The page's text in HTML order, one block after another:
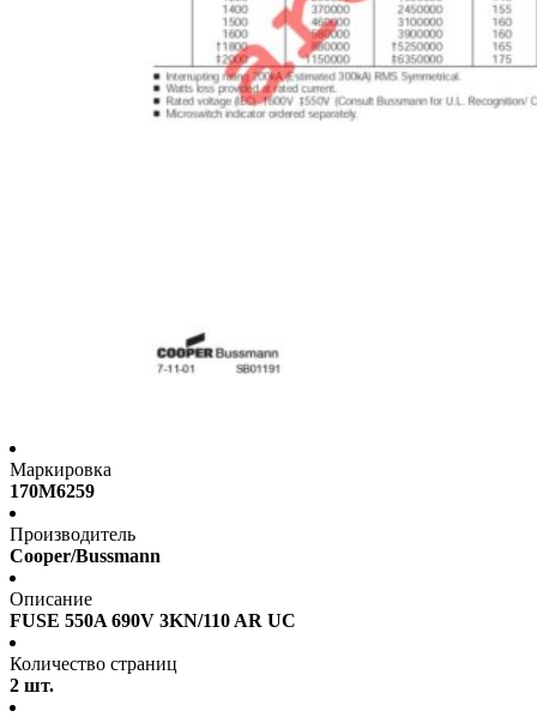
Маркировка
170M6259
Производитель
Cooper/Bussmann
Описание
FUSE 550A 690V 3KN/110 AR UC
Количество страниц
2 шт.